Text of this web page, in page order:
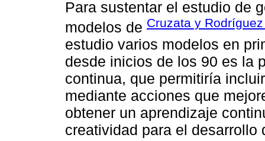
Para sustentar el estudio de
modelos de Cruzata y
estudio varios modelos en
desde inicios de los 90 es la
continua, que permitiría
mediante acciones que
obtener un aprendizaje
creatividad para el